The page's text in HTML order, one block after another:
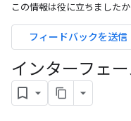
この情報は役に立ちましたか
フィードバックを送信
インターフェ